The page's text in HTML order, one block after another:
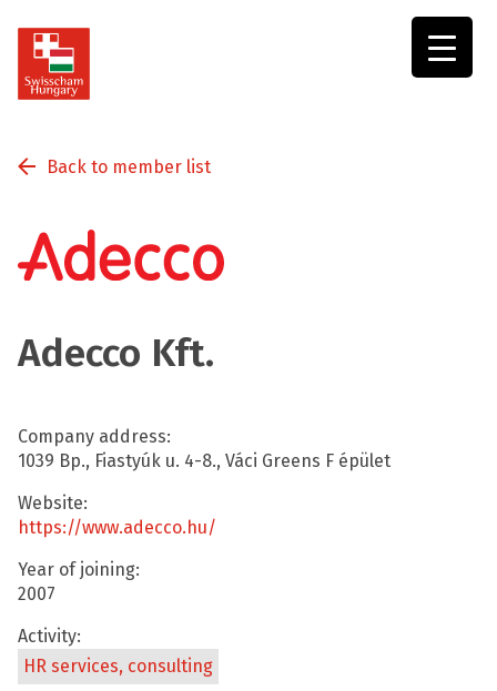
Back to member list
Adecco Kft.
Company address:
1039 Bp., Fiastyúk u. 4-8., Váci Greens F épület
Website:
https://www.adecco.hu/
Year of joining:
2007
Activity:
HR services, consulting